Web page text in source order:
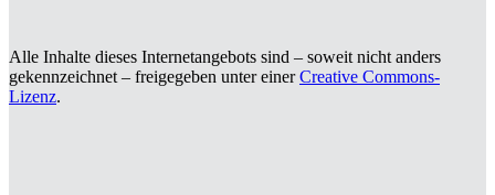
Alle Inhalte dieses Internetangebots sind – soweit nicht anders
gekennzeichnet – freigegeben unter einerCreative Commons-
Lizenz.